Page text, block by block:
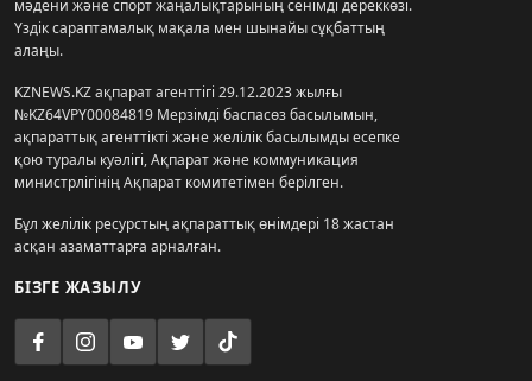
мәдени және спорт жаңалықтарының сенімді дереккөзі.
Үздік сараптамалық мақала мен шынайы сұқбаттың
алаңы.
KZNEWS.KZ ақпарат агенттігі 29.12.2023 жылғы
№KZ64VPY00084819 Мерзімді баспасөз басылымын,
ақпараттық агенттікті және желілік басылымды есепке
қою туралы куәлігі, Ақпарат және коммуникация
министрлігінің Ақпарат комитетімен берілген.
Бұл желілік ресурстың ақпараттық өнімдері 18 жастан
асқан азаматтарға арналған.
БІЗГЕ ЖАЗЫЛУ